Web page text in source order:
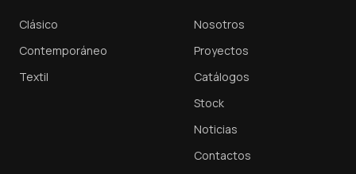
Clásico
Contemporáneo
Textil
Nosotros
Proyectos
Catálogos
Stock
Noticias
Contactos